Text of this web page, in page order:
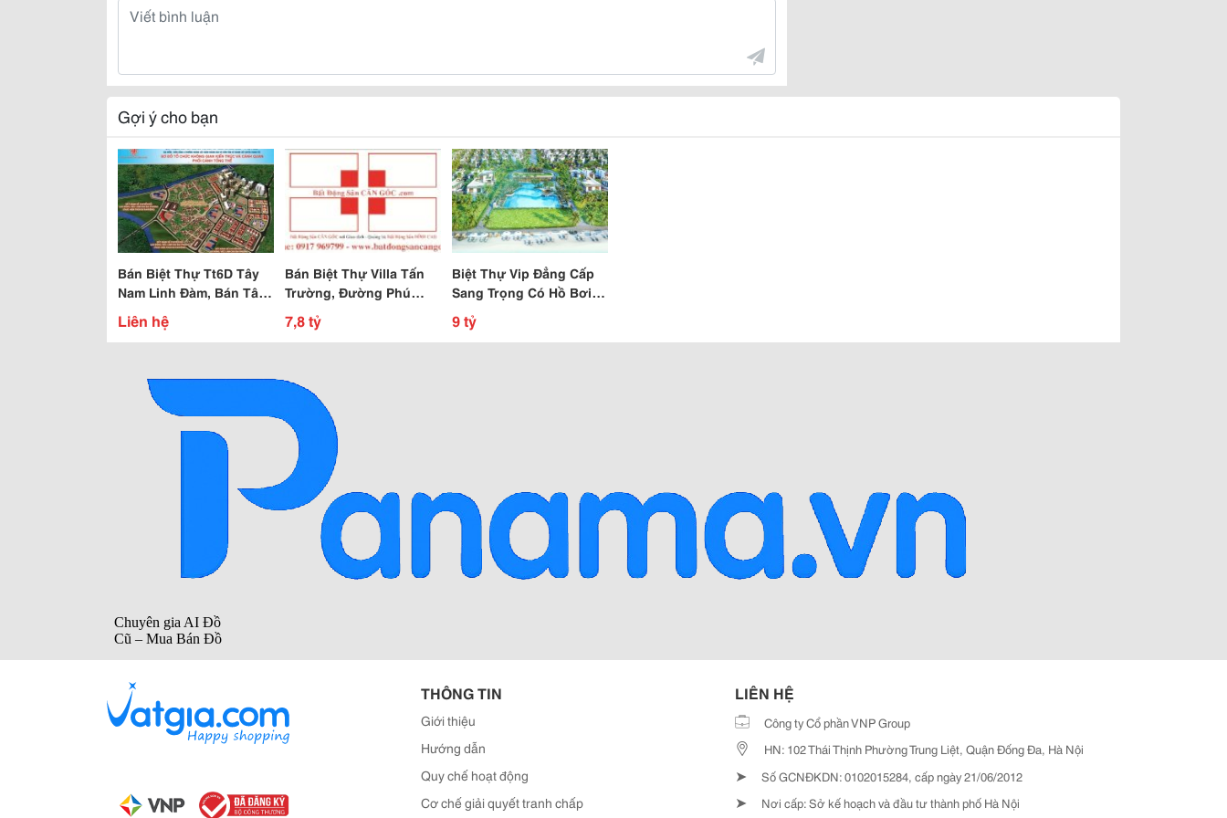
Gợi ý cho bạn
Bán Biệt Thự Tt6D Tây
Nam Linh Đàm, Bán Tây
Nam Linh Đàm Giá Gốc
48Tr/M2
Liên hệ
Bán Biệt Thự Villa Tấn
Trường, Đường Phú
Thuận, P. Phú Thuận,
Quận 7. Dt Đất: 20
7,8 tỷ
Biệt Thự Vip Đẳng Cấp
Sang Trọng Có Hồ Bơi
Biển Cam Ranh Giao Nội
Thất Hoàn Thiện
9 tỷ
THÔNG TIN
Giới thiệu
Hướng dẫn
Quy chế hoạt động
Cơ chế giải quyết tranh chấp
LIÊN HỆ
Công ty Cổ phần VNP Group
HN: 102 Thái Thịnh Phường Trung Liệt, Quận Đống Đa, Hà Nội
➤ Số GCNĐKDN: 0102015284, cấp ngày 21/06/2012
➤ Nơi cấp: Sở kế hoạch và đầu tư thành phố Hà Nội